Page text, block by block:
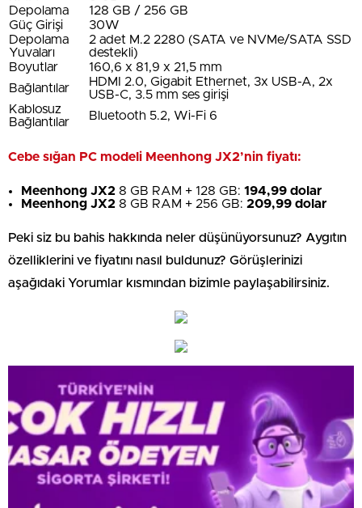
Depolama
128 GB / 256 GB
Güç Girişi
30W
Depolama
Yuvaları
2 adet M.2 2280 (SATA ve NVMe/SATA SSD
destekli)
Boyutlar
160,6 x 81,9 x 21,5 mm
Bağlantılar
HDMI 2.0, Gigabit Ethernet, 3x USB-A, 2x
USB-C, 3.5 mm ses girişi
Kablosuz
Bağlantılar
Bluetooth 5.2, Wi-Fi 6
Cebe sığan PC modeli Meenhong JX2’nin fiyatı:
Meenhong JX2 8 GB RAM + 128 GB: 194,99 dolar
Meenhong JX2 8 GB RAM + 256 GB: 209,99 dolar
Peki siz bu bahis hakkında neler düşünüyorsunuz? Aygıtın
özelliklerini ve fiyatını nasıl buldunuz? Görüşlerinizi
aşağıdaki Yorumlar kısmından bizimle paylaşabilirsiniz.